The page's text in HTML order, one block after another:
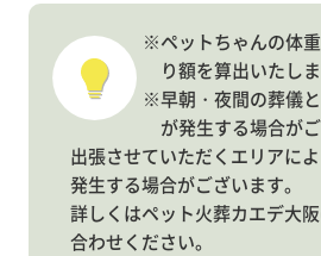
※ペットちゃんの体
り額を算出いたしま
※早朝・夜間の葬儀
が発生する場合が
出張させていただくエリアに
発生する場合がございます。
詳しくはペット火葬カエデ大
合わせください。